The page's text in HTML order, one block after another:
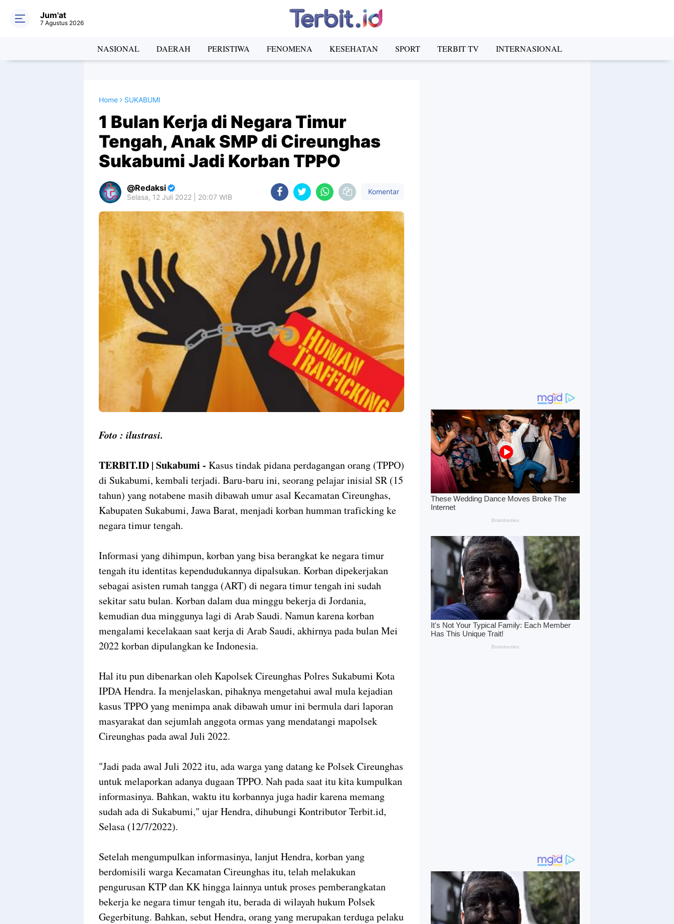
Jum'at
7 Agustus 2026
NASIONAL DAERAH PERISTIWA FENOMENA KESEHATAN SPORT TERBIT TV INTERNASIONAL
Home SUKABUMI
1 Bulan Kerja di Negara Timur
Tengah, Anak SMP di Cireunghas
Sukabumi Jadi Korban TPPO
Redaksi
Selasa, 12 Juli 2022 | 20:07 WIB
Komentar
Foto : ilustrasi.
TERBIT.ID | Sukabumi - Kasus tindak pidana perdagangan orang (TPPO)
di Sukabumi, kembali terjadi. Baru-baru ini, seorang pelajar inisial SR (15
tahun) yang notabene masih dibawah umur asal Kecamatan Cireunghas,
Kabupaten Sukabumi, Jawa Barat, menjadi korban humman traficking ke
negara timur tengah.
Informasi yang dihimpun, korban yang bisa berangkat ke negara timur
tengah itu identitas kependudukannya dipalsukan. Korban dipekerjakan
sebagai asisten rumah tangga (ART) di negara timur tengah ini sudah
sekitar satu bulan. Korban dalam dua minggu bekerja di Jordania,
kemudian dua minggunya lagi di Arab Saudi. Namun karena korban
mengalami kecelakaan saat kerja di Arab Saudi, akhirnya pada bulan Mei
2022 korban dipulangkan ke Indonesia.
Hal itu pun dibenarkan oleh Kapolsek Cireunghas Polres Sukabumi Kota
IPDA Hendra. Ia menjelaskan, pihaknya mengetahui awal mula kejadian
kasus TPPO yang menimpa anak dibawah umur ini bermula dari laporan
masyarakat dan sejumlah anggota ormas yang mendatangi mapolsek
Cireunghas pada awal Juli 2022.
"Jadi pada awal Juli 2022 itu, ada warga yang datang ke Polsek Cireunghas
untuk melaporkan adanya dugaan TPPO. Nah pada saat itu kita kumpulkan
informasinya. Bahkan, waktu itu korbannya juga hadir karena memang
sudah ada di Sukabumi," ujar Hendra, dihubungi Kontributor Terbit.id,
Selasa (12/7/2022).
Setelah mengumpulkan informasinya, lanjut Hendra, korban yang
berdomisili warga Kecamatan Cireunghas itu, telah melakukan
pengurusan KTP dan KK hingga lainnya untuk proses pemberangkatan
bekerja ke negara timur tengah itu, berada di wilayah hukum Polsek
Gegerbitung. Bahkan, sebut Hendra, orang yang merupakan terduga pelaku